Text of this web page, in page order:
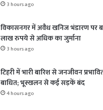
3 hours ago
विकासनगर में अवैध खनिज भंडारण पर
लाख रुपये से अधिक का जुर्माना
3 hours ago
टिहरी में भारी बारिश से जनजीवन
बाधित; भूस्खलन से कई सड़कें बंद
4 hours ago